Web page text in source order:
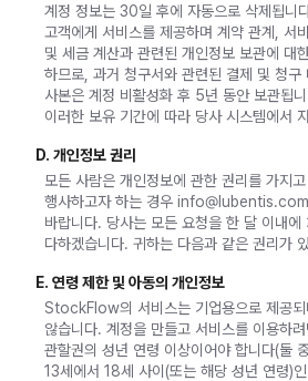
계정 정보는 30일 후에 자동으로 삭제됩니
고객에게 서비스를 제공하며 계약 관계, 서
및 세금 계산과 관련된 개인정보 보관에 대
하므로, 과거 청구서와 관련된 결제 및 청구
사본은 계정 비활성화 후 5년 동안 보관됩
이러한 보유 기간에 따라 당사 시스템에서
D. 개인정보 권리
모든 사람은 개인정보에 관한 권리를 가지
행사하고자 하는 경우 info@lubentis.com
바랍니다. 당사는 모든 요청을 한 달 이내에
다하겠습니다. 귀하는 다음과 같은 권리가
E. 연령 제한 및 아동의 개인정보
StockFlow의 서비스는 기업용으로 제공되
않습니다. 계정을 만들고 서비스를 이용하
관할권의 성년 연령 이상이어야 합니다(둘
13세에서 18세 사이(또는 해당 성년 연령)